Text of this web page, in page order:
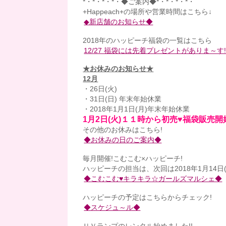
*・*・*・*・◆ご案内◆*・*・*・*・
+Happeach+の場所や営業時間はこちら↓
◆新店舗のお知らせ◆
2018年のハッピーチ福袋の一覧はこちら
12/27 福袋には先着プレゼントがありま～す
★お休みのお知らせ★
12月
・26日(火)
・31日(日) 年末年始休業
・2018年1月1日(月)年末年始休業
1月2日(火)１１時から初売♥福袋販売
その他のお休みはこちら!
◆お休みの日のご案内◆
毎月開催!こむこむ×ハッピーチ!
ハッピーチの担当は、次回は2018年1月14
◆こむこむ♥キラキラ☆ガールズマルシェ◆
ハッピーチの予定はこちらからチェック!
◆スケジュ～ル◆